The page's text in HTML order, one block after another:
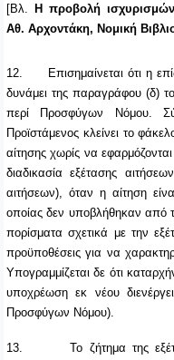
[Βλ. Η προβολή ισχυρισμών
Αθ. Αρχοντάκη, Νομική
12.
Επισημαίνεται ότι η
δυνάμει της παραγράφου (δ)
περί Προσφύγων Νόμου.
Προϊστάμενος κλείνει το
αίτησης χωρίς να
διαδικασία εξέτασης
αιτήσεων), όταν η αίτηση
οποίας δεν υποβλήθηκαν από
πορίσματα σχετικά με την
προϋποθέσεις για να
Υπογραμμίζεται δε ότι
υποχρέωση εκ νέου
Προσφύγων Νόμου).
13.
Το ζήτημα της